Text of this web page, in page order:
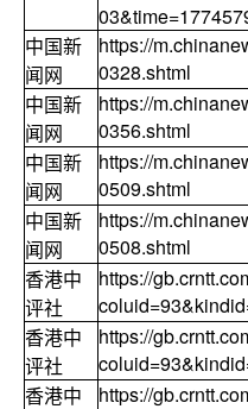
中国新
闻网
https://
0328.shtml
中国新
闻网
https://
0356.shtml
中国新
闻网
https://
0509.shtml
中国新
闻网
https://
0508.shtml
香港中
评社
https://
香港中
评社
https://
香港中
https://